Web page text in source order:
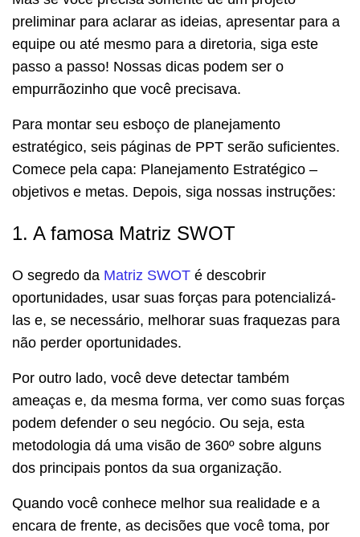
preliminar para aclarar as ideias, apresentar para a
equipe ou até mesmo para a diretoria, siga este
passo a passo! Nossas dicas podem ser o
empurrãozinho que você precisava.
Para montar seu esboço de planejamento
estratégico, seis páginas de PPT serão suficientes.
Comece pela capa: Planejamento Estratégico –
objetivos e metas. Depois, siga nossas instruções:
1. A famosa Matriz SWOT
O segredo da Matriz SWOT é descobrir
oportunidades, usar suas forças para potencializá-
las e, se necessário, melhorar suas fraquezas para
não perder oportunidades.
Por outro lado, você deve detectar também
ameaças e, da mesma forma, ver como suas forças
podem defender o seu negócio. Ou seja, esta
metodologia dá uma visão de 360º sobre alguns
dos principais pontos da sua organização.
Quando você conhece melhor sua realidade e a
encara de frente, as decisões que você toma, por